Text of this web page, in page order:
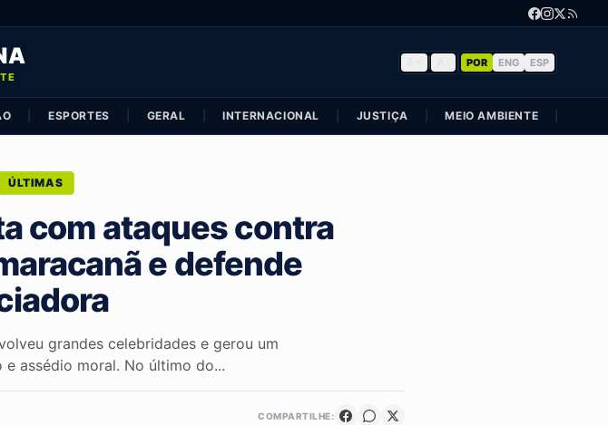
POR ENG ESP
ESPORTES GERAL INTERNACIONAL JUSTIÇA MEIO AMBIENTE
ÚLTIMAS
com ataques contra
e defende
grandes celebridades e gerou um
assédio moral. No último do...
COMPARTILHE: